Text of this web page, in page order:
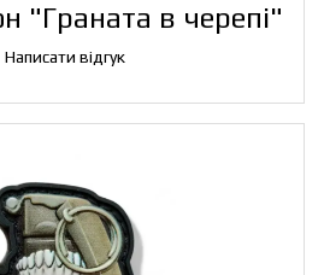
"Граната в черепі"
Написати відгук